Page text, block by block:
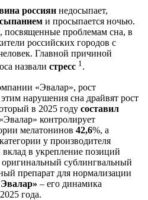
россиян недосыпает,
и просыпается ночью.
посвященные проблемам сна, в
российских городов с
Главной причиной
назвали стресс 1.
«Эвалар», рост
нарушения сна драйвят рост
в 2025 году составил
контролирует
мелатонинов 42,6%, а
у производителя
в укрепление позиций
сублингвальный
препарат для нормализации
– его динамика
года.